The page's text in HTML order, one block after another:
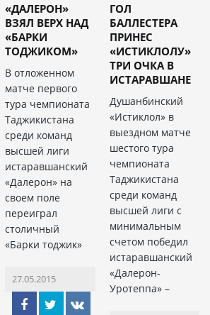
«ДАЛЕРОН»
ВЗЯЛ ВЕРХ НАД
«БАРКИ
ТОДЖИКОМ»
В отложенном
матче первого
тура чемпионата
Таджикистана
среди команд
высшей лиги
истаравшанский
«Далерон» на
своем поле
переиграл
столичный
«Барки тоджик»
27.05.2015
ГОЛ
БАЛЛЕСТЕРА
ПРИНЕС
«ИСТИКЛОЛУ»
ТРИ ОЧКА В
ИСТАРАВШАНЕ
Душанбинский
«Истиклол» в
выездном матче
шестого тура
чемпионата
Таджикистана
среди команд
высшей лиги с
минимальным
счетом победил
истаравшанский
«Далерон-
Уротеппа» –